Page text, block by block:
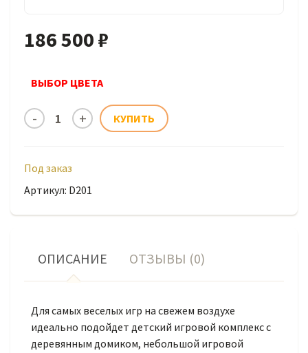
186 500 ₽
ВЫБОР ЦВЕТА
Под заказ
Артикул: D201
ОПИСАНИЕ ОТЗЫВЫ (0)
Для самых веселых игр на свежем воздухе
идеально подойдет детский игровой комплекс с
деревянным домиком, небольшой игровой